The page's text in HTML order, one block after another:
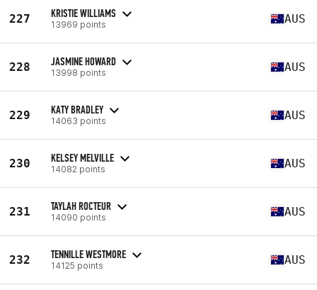
227 KRISTIE WILLIAMS
13969 points AUS
228 JASMINE HOWARD
13998 points AUS
229 KATY BRADLEY
14063 points AUS
230 KELSEY MELVILLE
14082 points AUS
231 TAYLAH ROCTEUR
14090 points AUS
232 TENNILLE WESTMORE
14125 points AUS